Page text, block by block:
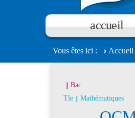
accueil
Vous êtes ici Accueil
Bac
Tle Mathématiques